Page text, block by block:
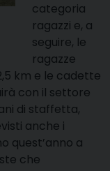
categoria
ragazzi e, a
seguire, le
ragazze
km e le cadette
con il settore
di staffetta,
anche i
quest’anno a
che